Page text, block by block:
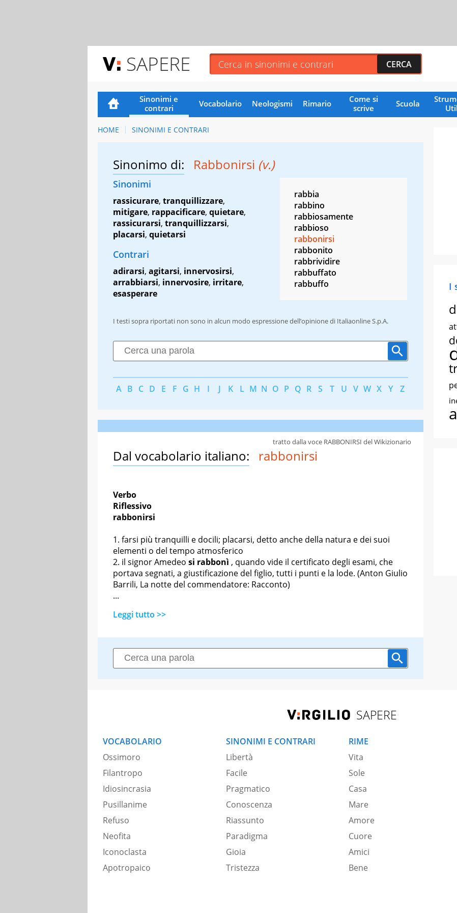
SAPERE
Sinonimi e
contrari
Vocabolario Neologismi Rimario
Come si
scrive
Scuola
HOME SINONIMI E CONTRARI
Sinonimo di: Rabbonirsi (v.)
Sinonimi
rassicurare, tranquillizzare,
mitigare, rappacificare, quietare,
rassicurarsi, tranquillizzarsi,
placarsi, quietarsi
Contrari
adirarsi, agitarsi, innervosirsi,
arrabbiarsi, innervosire, irritare,
esasperare
rabbia
rabbino
rabbiosamente
rabbioso
rabbonirsi
rabbonito
rabbrividire
rabbuffato
rabbuffo
I testi sopra riportati non sono in alcun modo espressione dell’opinione di Italiaonline S.p.A.
A B C D E F G H I J K L M N O P Q R S T U V W X Y Z
Dal vocabolario italiano: rabbonirsi
Verbo
Riflessivo
rabbonirsi
farsi più tranquilli e docili; placarsi, detto anche della natura e dei suoi
elementi o del tempo atmosferico
il signor Amedeo si rabbonì , quando vide il certificato degli esami, che
portava segnati, a giustificazione del figlio, tutti i punti e la lode. (Anton Giulio
Barrili, La notte del commendatore: Racconto)
...
Leggi tutto >>
tratto dalla voce RABBONIRSI del Wikizionario
I
SAPERE
VOCABOLARIO
Ossimoro
Filantropo
Idiosincrasia
Pusillanime
Refuso
Neofita
Iconoclasta
Apotropaico
SINONIMI E CONTRARI
Libertà
Facile
Pragmatico
Conoscenza
Riassunto
Paradigma
Gioia
Tristezza
RIME
Vita
Sole
Casa
Mare
Amore
Cuore
Amici
Bene